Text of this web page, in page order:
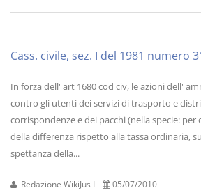
Cass. civile, sez. I del 1981 numero
In forza dell' art 1680 cod civ, le azioni dell'
contro gli utenti dei servizi di trasporto e
corrispondenze e dei pacchi (nella specie:
della differenza rispetto alla tassa ordinaria,
spettanza della...
Redazione WikiJus I 05/07/2010